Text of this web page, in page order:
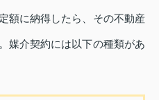
額に納得したら、その不動産
媒介契約には以下の種類があ